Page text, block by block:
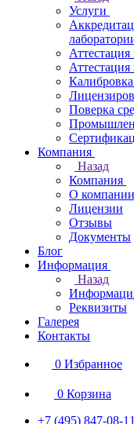
Услуги
Поверка
Компания
Назад
Компания
О компании
Лицензии
Отзывы
Документы
Блог
Информация
Назад
Реквизиты
Галерея
Контакты
0 Избранное
0 Корзина
+7 (495) 847-08-11